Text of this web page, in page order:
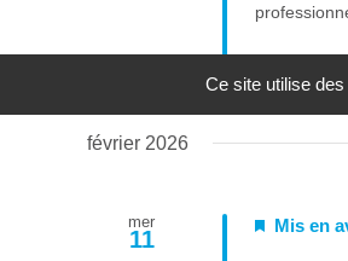
février 2026
mer
11
Mis en
Ce site utilise